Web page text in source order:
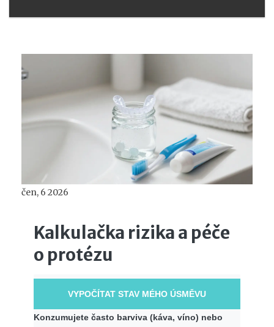
čen, 6 2026
Kalkulačka rizika a péče
o protézu
Konzumujete často barviva (káva, víno) nebo
VYPOČÍTAT STAV MÉHO ÚSMĚVU